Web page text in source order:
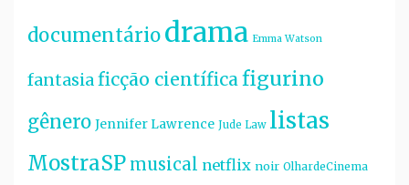
documentáriodrama Emma Watson
fantasiaficção científicafigurino
gênero Jennifer Lawrence Jude Law listas
MostraSP musical netflix noir OlhardeCinema